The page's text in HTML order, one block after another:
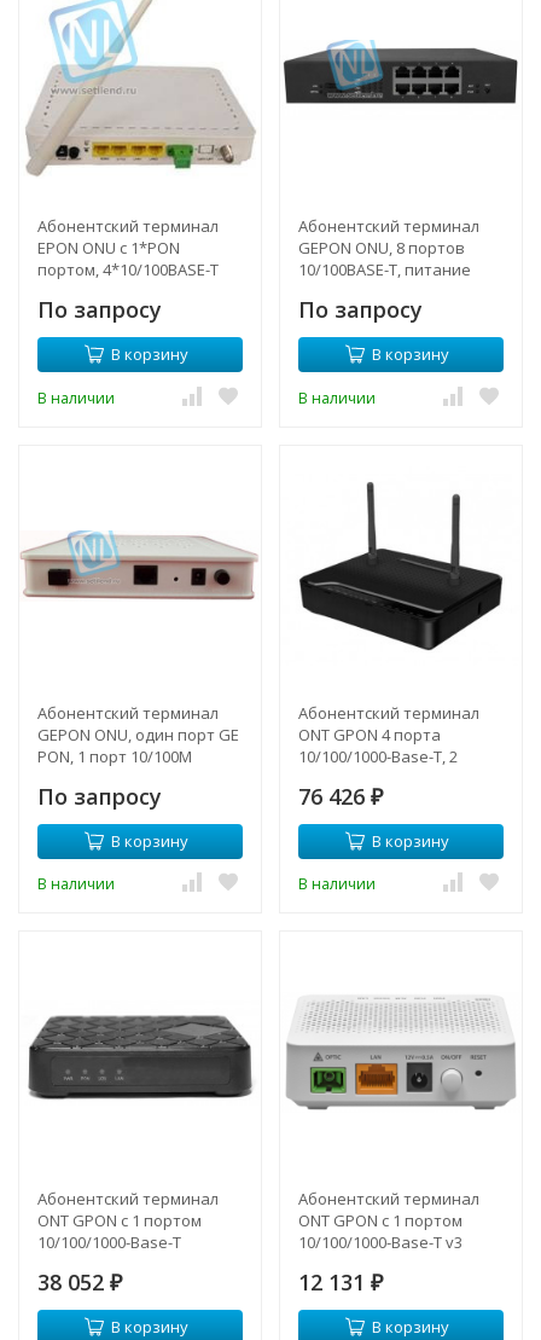
Абонентский терминал
EPON ONU с 1*PON
портом, 4*10/100BASE-T
По запросу
В корзину
В наличии
Абонентский терминал
GEPON ONU, 8 портов
10/100BASE-T, питание
По запросу
В корзину
В наличии
Абонентский терминал
GEPON ONU, один порт GE
PON, 1 порт 10/100M
или DC 48V.
По запросу
В корзину
В наличии
Абонентский терминал
ONT GPON 4 порта
10/100/1000-Base-T, 2
76 426 ₽
В корзину
В наличии
Абонентский терминал
ONT GPON с 1 портом
10/100/1000-Base-T
38 052 ₽
В корзину
Абонентский терминал
ONT GPON с 1 портом
10/100/1000-Base-T v3
12 131 ₽
В корзину